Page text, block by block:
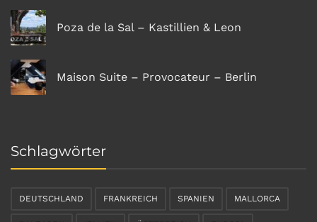
Poza de la Sal – Kastillien & Leon
Maison Suite – Provocateur – Berlin
Schlagwörter
DEUTSCHLAND FRANKREICH SPANIEN MALLORCA